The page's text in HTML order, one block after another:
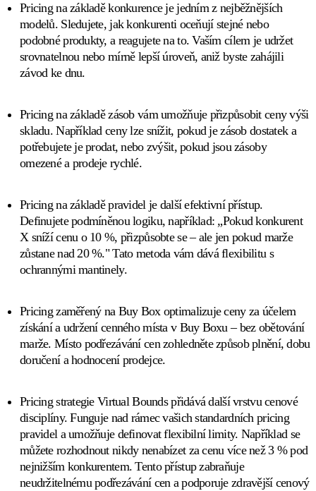
Pricing na základě konkurenceje jedním z nejběžnějších
modelů. Sledujete, jak konkurenti oceňují stejné nebo
podobné produkty, a reagujete na to. Vaším cílem je udržet
srovnatelnou nebo mírně lepší úroveň, aniž byste zahájili
závod ke dnu.
Pricing na základě zásobvám umožňuje přizpůsobit ceny výši
skladu. Například ceny lze snížit, pokud je zásob dostatek a
potřebujete je prodat, nebo zvýšit, pokud jsou zásoby
omezené a prodeje rychlé.
Pricing na základě pravidelje další efektivní přístup.
Definujete podmíněnou logiku, například: „Pokud konkurent
X sníží cenu o 10 %, přizpůsobte se – ale jen pokud marže
zůstane nad 20 %." Tato metoda vám dává flexibilitu s
ochrannými mantinely.
Pricing zaměřený na Buy Boxoptimalizuje ceny za účelem
získání a udržení cenného místa v Buy Boxu – bez obětování
marže. Místo podřezávání cen zohledněte způsob plnění, dobu
doručení a hodnocení prodejce.
Pricing strategie Virtual Boundspřidává další vrstvu cenové
disciplíny. Funguje nad rámec vašich standardních pricing
pravidel a umožňuje definovat flexibilní limity. Například se
můžete rozhodnout nikdy nenabízet za cenu více než 3 % pod
nejnižším konkurentem. Tento přístup zabraňuje
neudržitelnému podřezávání cen a podporuje zdravější cenový